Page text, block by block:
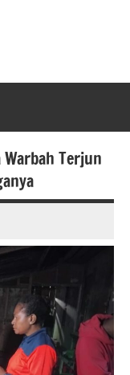
Terjun